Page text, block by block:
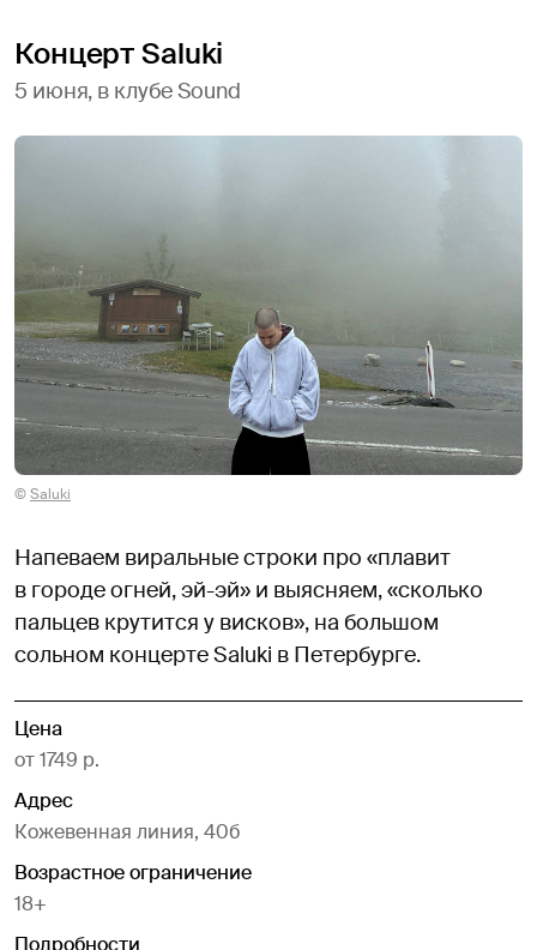
Концерт Saluki
5 июня, в клубе Sound
©Saluki
Напеваем виральные строки про «плавит
в городе огней, эй-эй» и выясняем, «сколько
пальцев крутится у висков», на большом
сольном концерте Saluki в Петербурге.
Цена
от 1749 р.
Адрес
Кожевенная линия, 40б
Возрастное ограничение
18+
Подробности